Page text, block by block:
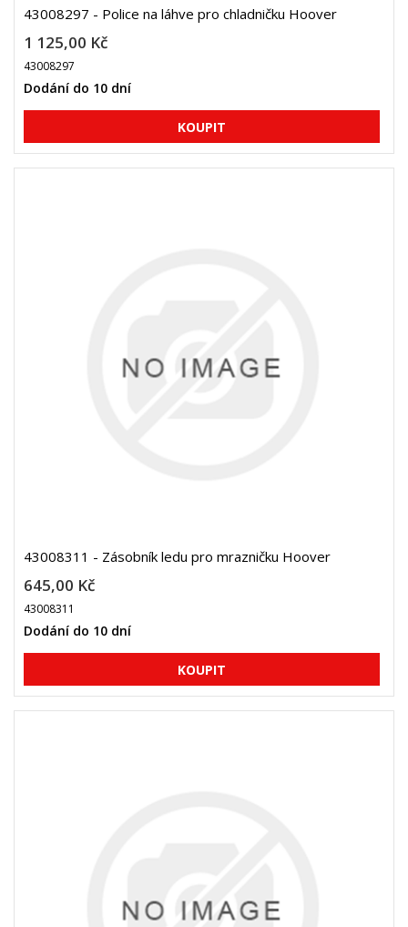
43008297 - Police na láhve pro chladničku Hoover
1 125,00 Kč
43008297
Dodání do 10 dní
43008311 - Zásobník ledu pro mrazničku Hoover
645,00 Kč
43008311
Dodání do 10 dní